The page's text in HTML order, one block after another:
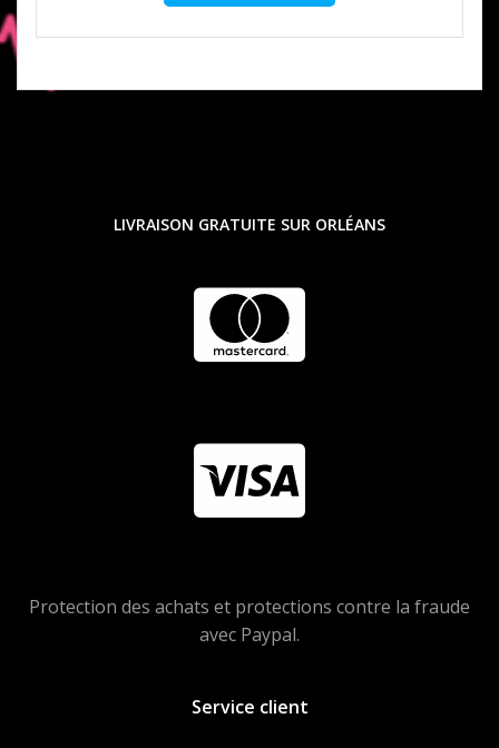
LIVRAISON GRATUITE SUR ORLÉANS
Protection des achats et protections contre la fraude
avec Paypal.
Service client